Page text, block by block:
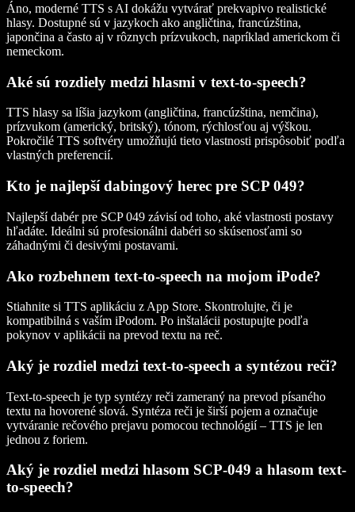
Áno, moderné TTS s AI dokážu vytvárať prekvapivo realistické
hlasy. Dostupné sú v jazykoch ako angličtina, francúzština,
japončina a často aj v rôznych prízvukoch, napríklad americkom či
nemeckom.
Aké sú rozdiely medzi hlasmi v text-to-speech?
TTS hlasy sa líšia jazykom (angličtina, francúzština, nemčina),
prízvukom (americký, britský), tónom, rýchlosťou aj výškou.
Pokročilé TTS softvéry umožňujú tieto vlastnosti prispôsobiť podľa
vlastných preferencií.
Kto je najlepší dabingový herec pre SCP 049?
Najlepší dabér pre SCP 049 závisí od toho, aké vlastnosti postavy
hľadáte. Ideálni sú profesionálni dabéri so skúsenosťami so
záhadnými či desivými postavami.
Ako rozbehnem text-to-speech na mojom iPode?
Stiahnite si TTS aplikáciu z App Store. Skontrolujte, či je
kompatibilná s vaším iPodom. Po inštalácii postupujte podľa
pokynov v aplikácii na prevod textu na reč.
Aký je rozdiel medzi text-to-speech a syntézou reči?
Text-to-speech je typ syntézy reči zameraný na prevod písaného
textu na hovorené slová. Syntéza reči je širší pojem a označuje
vytváranie rečového prejavu pomocou technológií – TTS je len
jednou z foriem.
Aký je rozdiel medzi hlasom SCP-049 a hlasom text-
to-speech?